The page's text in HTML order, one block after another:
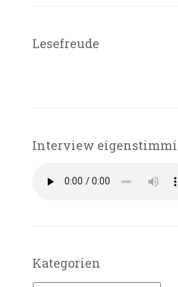
Lesefreude
Interview
Kategorien